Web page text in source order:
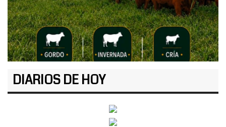
DIARIOS DE HOY